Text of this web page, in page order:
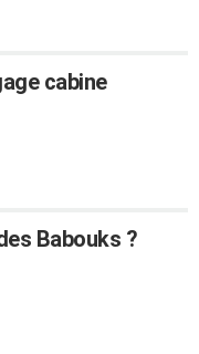
cabine
Babouks ?